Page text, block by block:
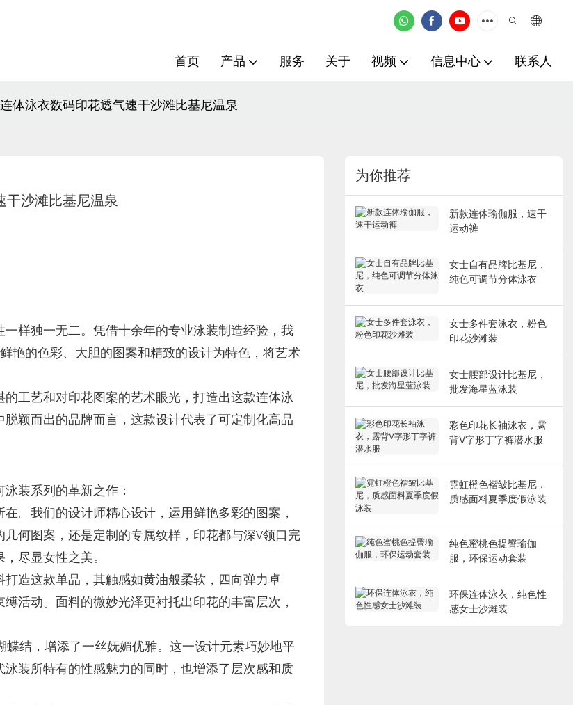
首页 产品 服务 关于 视频 信息中心 联系人
体泳衣数码印花透气速干沙滩比基尼温泉
干沙滩比基尼温泉
样独一无二。凭借十余年的专业泳装制造经验，我
艳的色彩、大胆的图案和精致的设计为特色，将艺术
工艺和对印花图案的艺术眼光，打造出这款连体泳
颖而出的品牌而言，这款设计代表了可定制化高品
装系列的革新之作：
。我们的设计师精心设计，运用鲜艳多彩的图案，
何图案，还是定制的专属纹样，印花都与深V领口完
尽显女性之美。
造这款单品，其触感如黄油般柔软，四向弹力卓
活动。面料的微妙光泽更衬托出印花的丰富层次，
蝶结，增添了一丝妩媚优雅。这一设计元素巧妙地平
装所特有的性感魅力的同时，也增添了层次感和质
为你推荐
新款连体瑜伽服，速干
运动裤
女士自有品牌比基尼，
纯色可调节分体泳衣
女士多件套泳衣，粉色
印花沙滩装
女士腰部设计比基尼，
批发海星蓝泳装
彩色印花长袖泳衣，露
背V字形丁字裤潜水服
霓虹橙色褶皱比基尼，
质感面料夏季度假泳装
纯色蜜桃色提臀瑜伽
服，环保运动套装
环保连体泳衣，纯色性
感女士沙滩装